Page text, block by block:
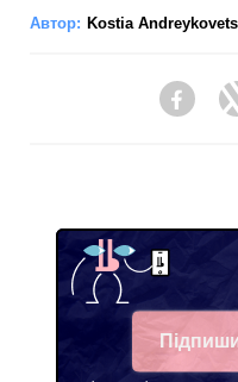
Автор: Kostia Andreykovets